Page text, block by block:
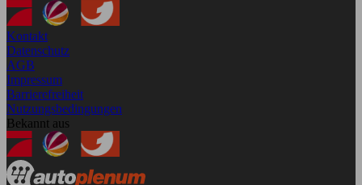
Kontakt
Datenschutz
AGB
Impressum
Barrierefreiheit
Nutzungsbedingungen
Bekannt aus